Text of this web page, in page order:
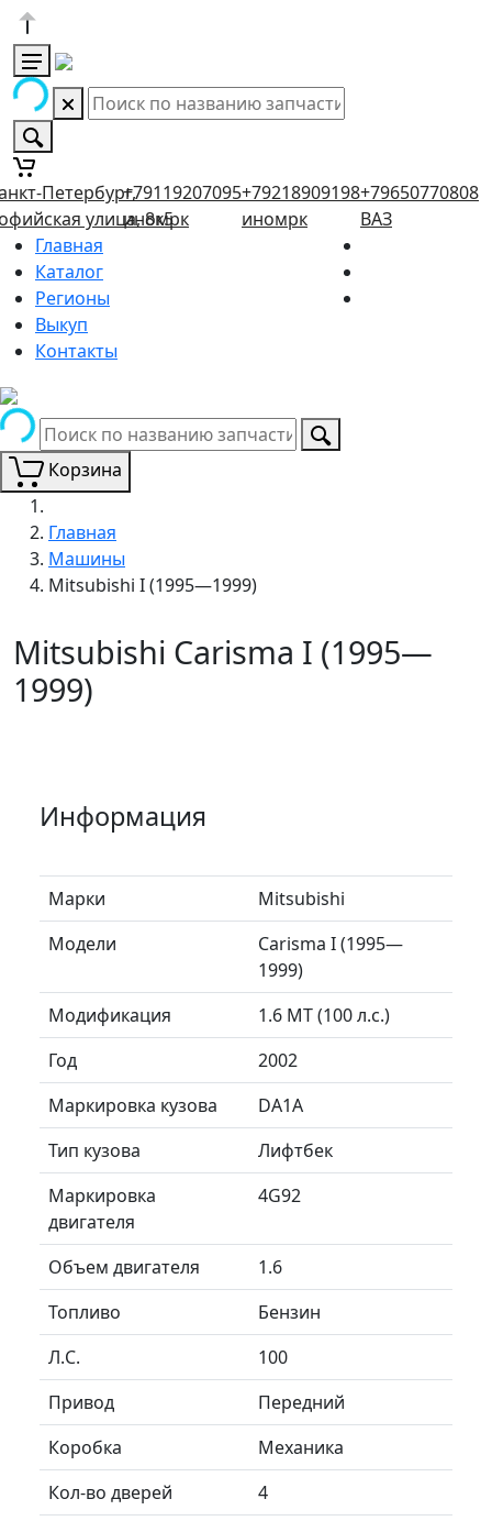
Петербург,
улица, 8к5
+79119207095
иномрк
+79218909198
иномрк
+79650770808
ВАЗ
Главная
Каталог
Регионы
Выкуп
Контакты
Корзина
Главная
Машины
Mitsubishi I (1995—1999)
Mitsubishi Carisma I (1995—
1999)
Информация
Марки
Mitsubishi
Модели
Carisma I (1995—
1999)
Модификация
1.6 MT (100 л.с.)
Год
2002
Маркировка кузова
DA1A
Тип кузова
Лифтбек
Маркировка
двигателя
4G92
Объем двигателя
1.6
Топливо
Бензин
Л.C.
100
Привод
Передний
Коробка
Механика
Кол-во дверей
4